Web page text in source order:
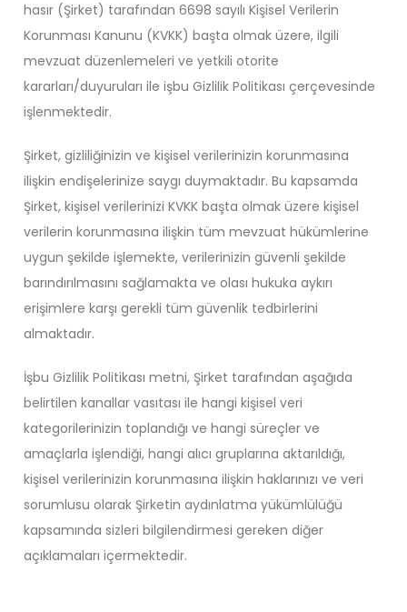
hasır (Şirket) tarafından 6698 sayılı Kişisel Verilerin
Korunması Kanunu (KVKK) başta olmak üzere, ilgili
mevzuat düzenlemeleri ve yetkili otorite
kararları/duyuruları ile işbu Gizlilik Politikası çerçevesinde
işlenmektedir.
Şirket, gizliliğinizin ve kişisel verilerinizin korunmasına
ilişkin endişelerinize saygı duymaktadır. Bu kapsamda
Şirket, kişisel verilerinizi KVKK başta olmak üzere kişisel
verilerin korunmasına ilişkin tüm mevzuat hükümlerine
uygun şekilde işlemekte, verilerinizin güvenli şekilde
barındırılmasını sağlamakta ve olası hukuka aykırı
erişimlere karşı gerekli tüm güvenlik tedbirlerini
almaktadır.
İşbu Gizlilik Politikası metni, Şirket tarafından aşağıda
belirtilen kanallar vasıtası ile hangi kişisel veri
kategorilerinizin toplandığı ve hangi süreçler ve
amaçlarla işlendiği, hangi alıcı gruplarına aktarıldığı,
kişisel verilerinizin korunmasına ilişkin haklarınızı ve veri
sorumlusu olarak Şirketin aydınlatma yükümlülüğü
kapsamında sizleri bilgilendirmesi gereken diğer
açıklamaları içermektedir.